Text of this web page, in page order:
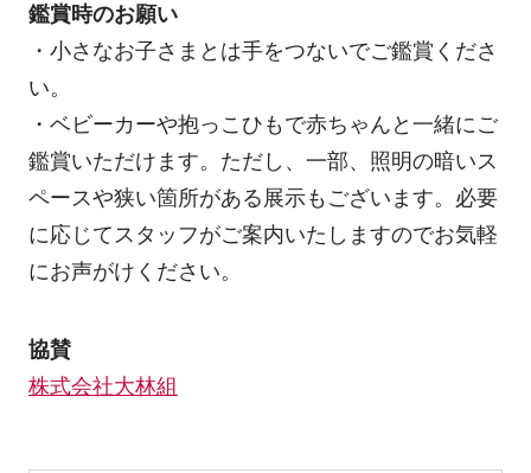
鑑賞時のお願い
・小さなお子さまとは手をつないでご鑑賞くださ
い。
・ベビーカーや抱っこひもで赤ちゃんと一緒にご
鑑賞いただけます。ただし、一部、照明の暗いス
ペースや狭い箇所がある展示もございます。必要
に応じてスタッフがご案内いたしますのでお気軽
にお声がけください。
協賛
株式会社大林組